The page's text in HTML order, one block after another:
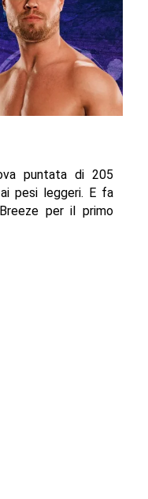
puntata di 205
pesi leggeri. E fa
per il primo